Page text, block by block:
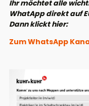
Ihr möchtet alle
WhatApp direkt auf
Dann klickt hier:
Zum WhatsApp